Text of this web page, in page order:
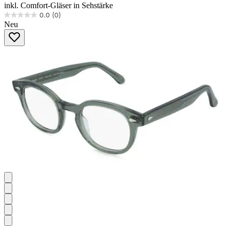
inkl. Comfort-Gläser in Sehstärke
0.0 (0)
0.0
von
Sternen.
Neu